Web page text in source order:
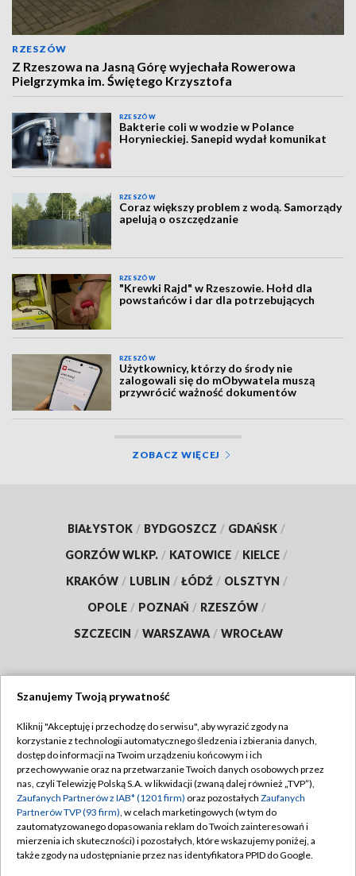
RZESZÓW
Z Rzeszowa na Jasną Górę wyjechała Rowerowa
Pielgrzymka im. Świętego Krzysztofa
RZESZÓW
Bakterie coli w wodzie w Polance
Horynieckiej. Sanepid wydał komunikat
RZESZÓW
Coraz większy problem z wodą. Samorządy
apelują o oszczędzanie
RZESZÓW
"Krewki Rajd" w Rzeszowie. Hołd dla
powstańców i dar dla potrzebujących
RZESZÓW
Użytkownicy, którzy do środy nie
zalogowali się do mObywatela muszą
przywrócić ważność dokumentów
ZOBACZ WIĘCEJ
BIAŁYSTOK / BYDGOSZCZ / GDAŃSK /
GORZÓW WLKP. / KATOWICE / KIELCE /
KRAKÓW / LUBLIN / ŁÓDŹ / OLSZTYN /
OPOLE / POZNAŃ / RZESZÓW /
SZCZECIN / WARSZAWA / WROCŁAW
TVP
Abonament TVP
Emisja w TVP
Centrum informacji TVP
Naziemna Telewizja Cyfrowa
Regulamin TVP
Polityka prywatności
Moje zgody
Pomoc
Szanujemy Twoją prywatność
Kliknij "Akceptuję i przechodzę do serwisu", aby wyrazić zgody na
korzystanie z technologii automatycznego śledzenia i zbierania danych,
dostęp do informacji na Twoim urządzeniu końcowym i ich
przechowywanie oraz na przetwarzanie Twoich danych osobowych przez
nas, czyli Telewizję Polską S.A. w likwidacji (zwaną dalej również „TVP”),
Zaufanych Partnerów z IAB* (1201 firm) oraz pozostałych Zaufanych
Partnerów TVP (93 firm), w celach marketingowych (w tym do
zautomatyzowanego dopasowania reklam do Twoich zainteresowań i
mierzenia ich skuteczności) i pozostałych, które wskazujemy poniżej, a
także zgody na udostępnianie przez nas identyfikatora PPID do Google.